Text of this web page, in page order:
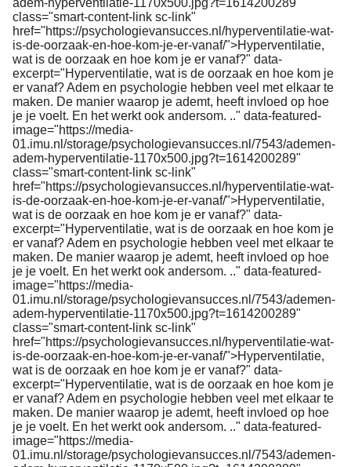
adem-hyperventilatie-1170x500.jpg?t=1614200289"
class="smart-content-link sc-link"
href="https://psychologievansucces.nl/hyperventilatie-wat-
is-de-oorzaak-en-hoe-kom-je-er-vanaf/">Hyperventilatie,
wat is de oorzaak en hoe kom je er vanaf?" data-
excerpt="Hyperventilatie, wat is de oorzaak en hoe kom je
er vanaf? Adem en psychologie hebben veel met elkaar te
maken. De manier waarop je ademt, heeft invloed op hoe
je je voelt. En het werkt ook andersom. .." data-featured-
image="https://media-
01.imu.nl/storage/psychologievansucces.nl/7543/ademen-
adem-hyperventilatie-1170x500.jpg?t=1614200289"
class="smart-content-link sc-link"
href="https://psychologievansucces.nl/hyperventilatie-wat-
is-de-oorzaak-en-hoe-kom-je-er-vanaf/">Hyperventilatie,
wat is de oorzaak en hoe kom je er vanaf?" data-
excerpt="Hyperventilatie, wat is de oorzaak en hoe kom je
er vanaf? Adem en psychologie hebben veel met elkaar te
maken. De manier waarop je ademt, heeft invloed op hoe
je je voelt. En het werkt ook andersom. .." data-featured-
image="https://media-
01.imu.nl/storage/psychologievansucces.nl/7543/ademen-
adem-hyperventilatie-1170x500.jpg?t=1614200289"
class="smart-content-link sc-link"
href="https://psychologievansucces.nl/hyperventilatie-wat-
is-de-oorzaak-en-hoe-kom-je-er-vanaf/">Hyperventilatie,
wat is de oorzaak en hoe kom je er vanaf?" data-
excerpt="Hyperventilatie, wat is de oorzaak en hoe kom je
er vanaf? Adem en psychologie hebben veel met elkaar te
maken. De manier waarop je ademt, heeft invloed op hoe
je je voelt. En het werkt ook andersom. .." data-featured-
image="https://media-
01.imu.nl/storage/psychologievansucces.nl/7543/ademen-